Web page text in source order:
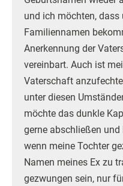
und ich möchten, dass
Familiennamen
Anerkennung der
vereinbart. Auch ist
Vaterschaft
unter diesen
möchte das dunkle
gerne abschließen
wenn meine Tochter
Namen meines Ex zu
gezwungen sein, nur